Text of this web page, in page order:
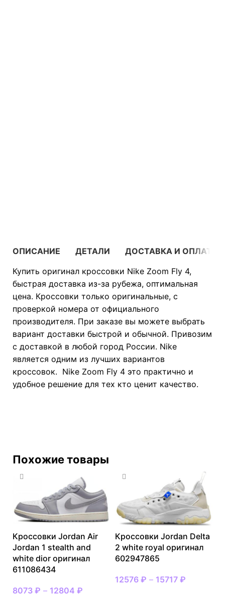
ОПИСАНИЕ ДЕТАЛИ
ДОСТАВКА И ОПЛАТА
Купить оригинал кроссовки Nike Zoom Fly 4,
быстрая доставка из-за рубежа, оптимальная
цена. Кроссовки только оригинальные, с
проверкой номера от официального
производителя. При заказе вы можете выбрать
вариант доставки быстрой и обычной. Привозим
с доставкой в любой город России. Nike
является одним из лучших вариантов
кроссовок. Nike Zoom Fly 4 это практично и
удобное решение для тех кто ценит качество.
Похожие товары
Кроссовки Jordan Air
Jordan 1 stealth and
white dior оригинал
611086434
8073 ₽ – 12804 ₽
Кроссовки Jordan Delta
2 white royal оригинал
602947865
12576 ₽ – 15717 ₽